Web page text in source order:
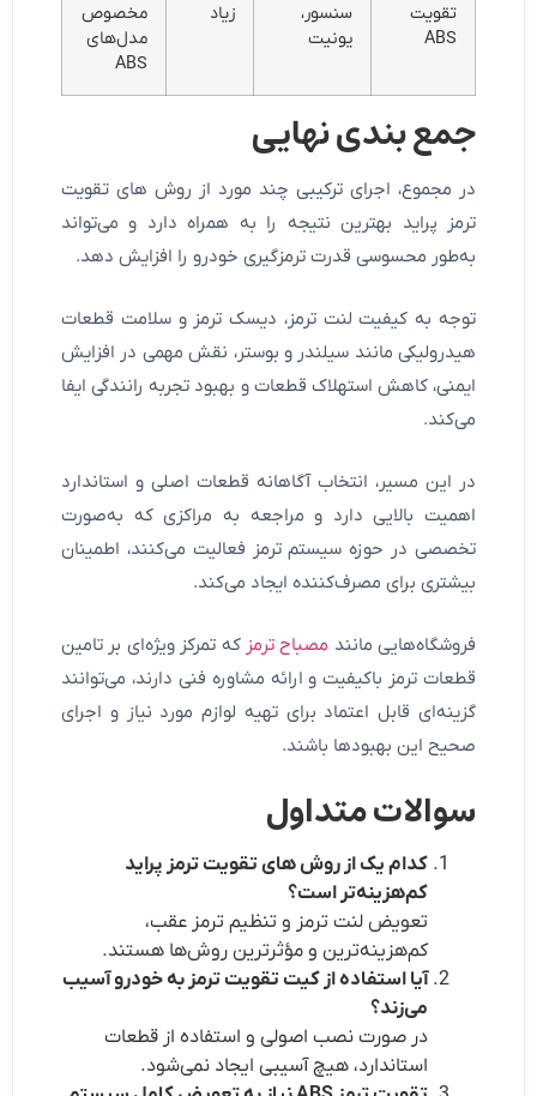
تقویت
ABS
سنسور،
یونیت
زیاد
مخصوص
مدل‌های
ABS
جمع‌ بندی نهایی
در مجموع، اجرای ترکیبی چند مورد از روش های تقویت
ترمز پراید بهترین نتیجه را به همراه دارد و می‌تواند
به‌طور محسوسی قدرت ترمزگیری خودرو را افزایش دهد.
توجه به کیفیت لنت ترمز، دیسک ترمز و سلامت قطعات
هیدرولیکی مانند سیلندر و بوستر، نقش مهمی در افزایش
ایمنی، کاهش استهلاک قطعات و بهبود تجربه رانندگی ایفا
می‌کند.
در این مسیر، انتخاب آگاهانه قطعات اصلی و استاندارد
اهمیت بالایی دارد و مراجعه به مراکزی که به‌صورت
تخصصی در حوزه سیستم ترمز فعالیت می‌کنند، اطمینان
بیشتری برای مصرف‌کننده ایجاد می‌کند.
فروشگاه‌هایی مانند مصباح ترمز که تمرکز ویژه‌ای بر تامین
قطعات ترمز باکیفیت و ارائه مشاوره فنی دارند، می‌توانند
گزینه‌ای قابل اعتماد برای تهیه لوازم مورد نیاز و اجرای
صحیح این بهبودها باشند.
سوالات متداول
کدام یک از روش های تقویت ترمز پراید
کم‌هزینه‌تر است؟
تعویض لنت ترمز و تنظیم ترمز عقب،
کم‌هزینه‌ترین و مؤثرترین روش‌ها هستند.
آیا استفاده از کیت تقویت ترمز به خودرو آسیب
می‌زند؟
در صورت نصب اصولی و استفاده از قطعات
استاندارد، هیچ آسیبی ایجاد نمی‌شود.